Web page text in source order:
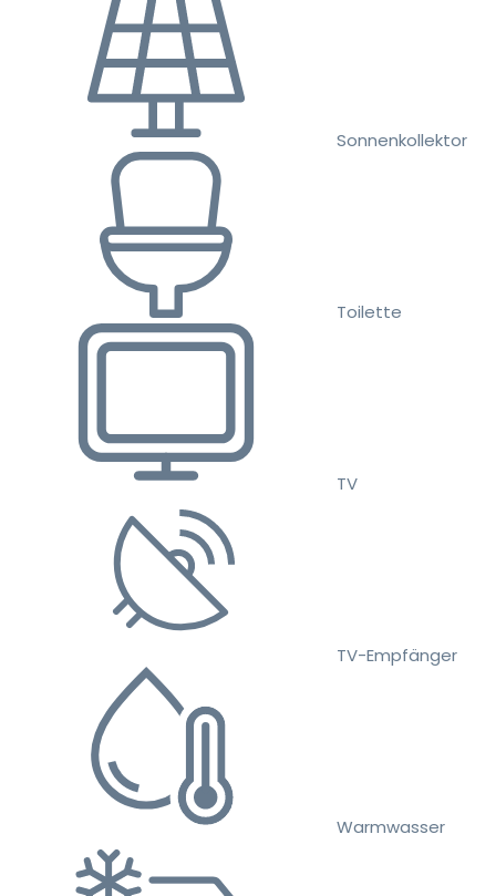
Sonnenkollektor
Toilette
TV
TV-Empfänger
Warmwasser